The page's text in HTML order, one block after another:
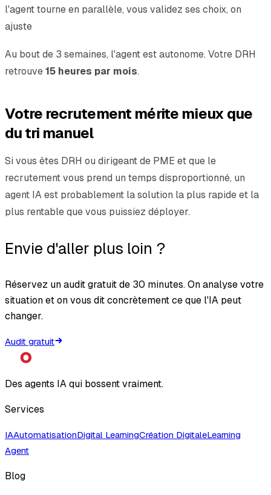
l'agent tourne en parallèle, vous validez ses choix, on
ajuste
Au bout de 3 semaines, l'agent est autonome. Votre DRH
retrouve15 heures par mois.
Votre recrutement mérite mieux que
du tri manuel
Si vous êtes DRH ou dirigeant de PME et que le
recrutement vous prend un temps disproportionné, un
agent IA est probablement la solution la plus rapide et la
plus rentable que vous puissiez déployer.
Envie d'aller plus loin ?
Réservez un audit gratuit de 30 minutes. On analyse votre
situation et on vous dit concrètement ce que l'IA peut
changer.
Audit gratuit
Des agents IA qui bossent vraiment.
Services
IAAutomatisationDigital LearningCréation DigitaleLearning
Agent
Blog